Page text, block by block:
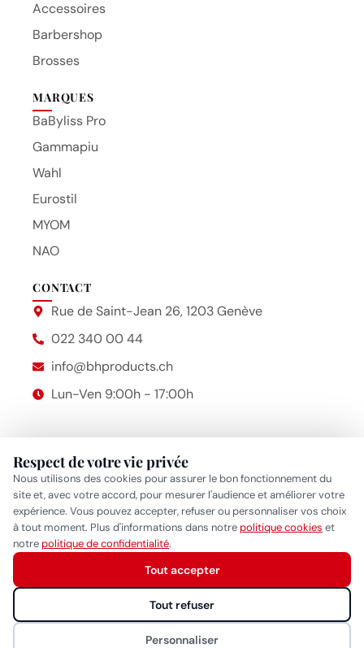
Accessoires
Barbershop
Brosses
MARQUES
BaByliss Pro
Gammapiu
Wahl
Eurostil
MYOM
NAO
CONTACT
Rue de Saint-Jean 26, 1203 Genève
022 340 00 44
info@bhproducts.ch
Lun-Ven 9:00h - 17:00h
2014 – 2026 © Bhproducts Mentions légales
Respect de votre vie privée
Nous utilisons des cookies pour assurer le bon fonctionnement du
site et, avec votre accord, pour mesurer l'audience et améliorer votre
expérience. Vous pouvez accepter, refuser ou personnaliser vos choix
à tout moment. Plus d'informations dans notrepolitique cookies et
notrepolitique de confidentialité.
Personnaliser
Tout refuser
Tout accepter
Politique de confidentialité • Politique cookies •
Gérer mes
préférences cookies
Beauty Hair Products
Réponse généralement sous quelques heures
Démarrer la conversation